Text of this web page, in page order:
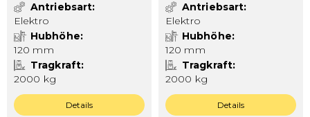
Antriebsart
Elektro
Hubhöhe
120 mm
Tragkraft
2000 kg
Details
Antriebsart
Elektro
Hubhöhe
120 mm
Tragkraft
2000 kg
Details